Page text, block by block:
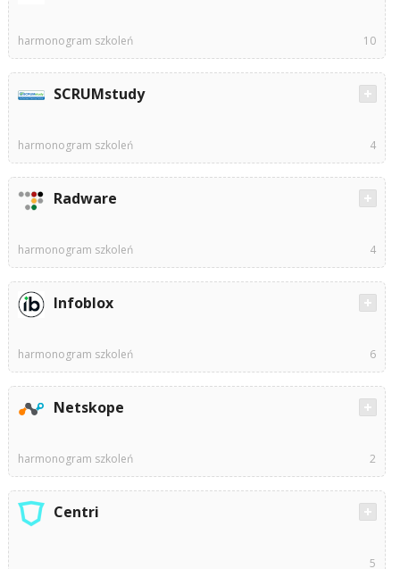
harmonogram szkoleń 10
SCRUMstudy
harmonogram szkoleń 4
Radware
harmonogram szkoleń 4
Infoblox
harmonogram szkoleń 6
Netskope
harmonogram szkoleń 2
Centri
5